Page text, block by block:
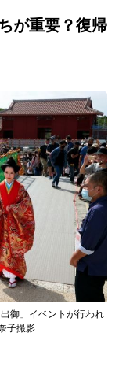
が重要？復帰
御」イベントが行われ
子撮影